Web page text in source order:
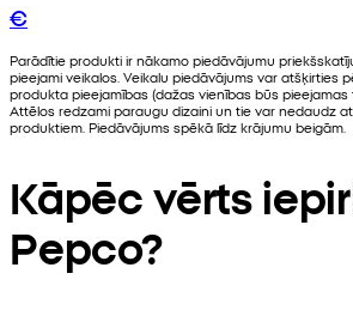
€
Parādītie produkti ir nākamo piedāvājumu
pieejami veikalos. Veikalu piedāvājums var atšķirties
produkta pieejamības (dažas vienības būs pieejamas
Attēlos redzami paraugu dizaini un tie var nedaudz
produktiem. Piedāvājums spēkā līdz krājumu beigām.
Kāpēc vērts
Pepco?